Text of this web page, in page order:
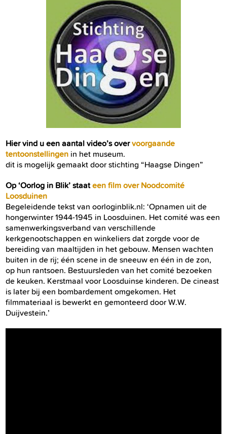
Hier vind u een aantal video’s overvoorgaande
tentoonstellingen in het museum.
dit is mogelijk gemaakt door stichting “Haagse Dingen”
Op ‘Oorlog in Blik’ staateen film over Noodcomité
Loosduinen
Begeleidende tekst van oorloginblik.nl: ‘Opnamen uit de
hongerwinter 1944-1945 in Loosduinen. Het comité was een
samenwerkingsverband van verschillende
kerkgenootschappen en winkeliers dat zorgde voor de
bereiding van maaltijden in het gebouw. Mensen wachten
buiten in de rij; één scene in de sneeuw en één in de zon,
op hun rantsoen. Bestuursleden van het comité bezoeken
de keuken. Kerstmaal voor Loosduinse kinderen. De cineast
is later bij een bombardement omgekomen. Het
filmmateriaal is bewerkt en gemonteerd door W.W.
Duijvestein.’